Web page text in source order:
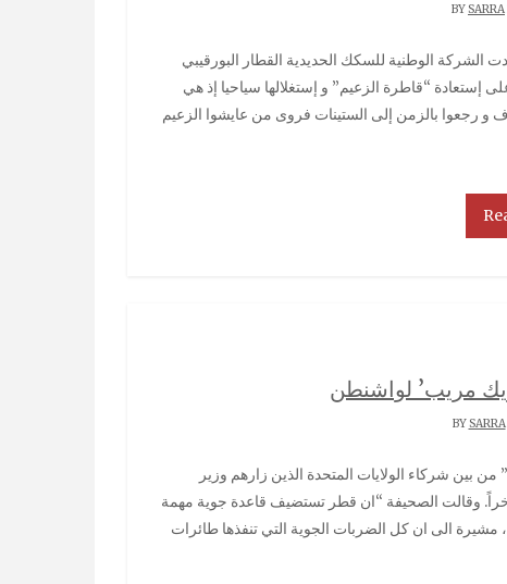
SARRA
إستعادة “قاطرة الزعيم” و إستغلالها سياحيا إذ هي
و رجعوا بالزمن إلى الستينات فروى من عايشوا الزعيم
مريب’ لواشنطن
SARRA
وقالت الصحيفة “ان قطر تستضيف قاعدة جوية مهمة
مشيرة الى ان كل الضربات الجوية التي تنفذها طائرات